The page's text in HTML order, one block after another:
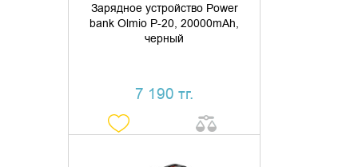
Зарядное устройство Power
bank Olmio P-20, 20000mAh,
черный
7 190 тг.